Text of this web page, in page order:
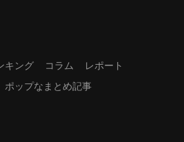
キング コラム
レポート
ポップなまとめ記事